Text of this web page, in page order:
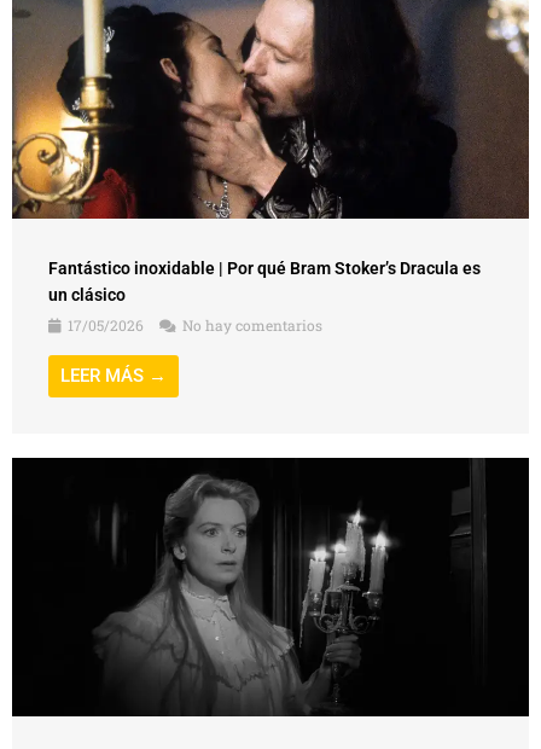
Fantástico inoxidable | Por qué Bram Stoker’s Dracula es
un clásico
17/05/2026
No hay comentarios
LEER MÁS →